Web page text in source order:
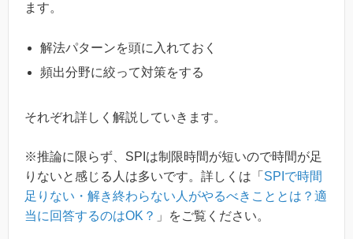
ます。
解法パターンを頭に入れておく
頻出分野に絞って対策をする
それぞれ詳しく解説していきます。
※推論に限らず、SPIは制限時間が短いので時間が足
りないと感じる人は多いです。詳しくは「 SPIで時間
足りない・解き終わらない人がやるべきこととは？適
当に回答するのはOK？ 」をご覧ください。